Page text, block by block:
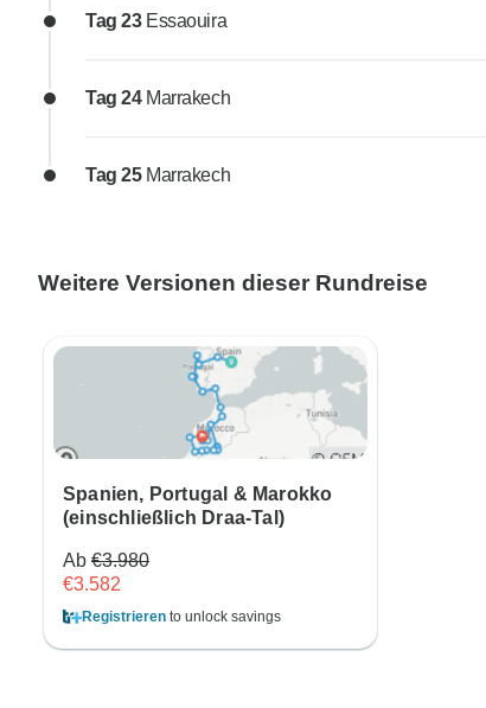
Tag 23 Essaouira
Tag 24 Marrakech
Tag 25 Marrakech
Weitere Versionen dieser Rundreise
Spanien, Portugal & Marokko
(einschließlich Draa-Tal)
Ab €3.980
€3.582
Registrieren to unlock savings